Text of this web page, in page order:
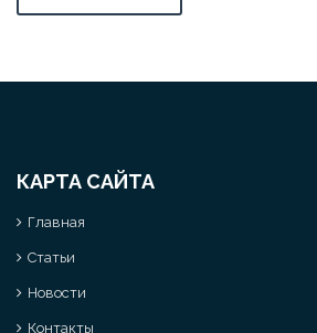
КАРТА САЙТА
Главная
Статьи
Новости
Контакты